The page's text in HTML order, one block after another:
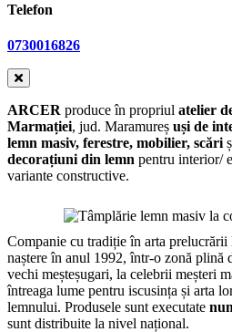
Telefon
0730016826
ARCER produce în propriul atelier
Marmației, jud. Maramureș uși de
lemn masiv, ferestre, mobilier, scări
decorațiuni din lemn pentru interior/
variante constructive.
Companie cu tradiție în arta prelucrării
naștere în anul 1992, într-o zonă plină
vechi meșteșugari, la celebrii meșteri
întreaga lume pentru iscusința și arta
lemnului. Produsele sunt executate
sunt distribuite la nivel național.